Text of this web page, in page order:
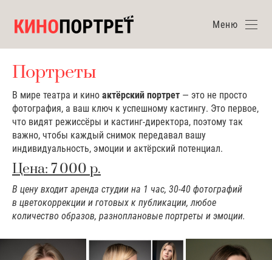
Меню
Портреты
В мире театра и кино актёрский портрет — это не просто
фотография, а ваш ключ к успешному кастингу. Это первое,
что видят режиссёры и кастинг-директора, поэтому так
важно, чтобы каждый снимок передавал вашу
индивидуальность, эмоции и актёрский потенциал.
Цена: 7 000 р.
В цену входит аренда студии на 1 час, 30-40 фотографий
в цветокоррекции и готовых к публикации, любое
количество образов, разноплановые портреты и эмоции.